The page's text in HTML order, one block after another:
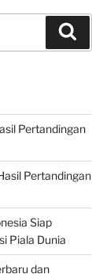
Pertandingan
Pertandingan
Siap
Piala Dunia
dan